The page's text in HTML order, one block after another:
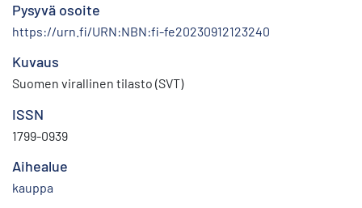
Pysyvä osoite
https://urn.fi/URN:NBN:fi-fe20230912123240
Kuvaus
Suomen virallinen tilasto (SVT)
ISSN
1799-0939
Aihealue
kauppa